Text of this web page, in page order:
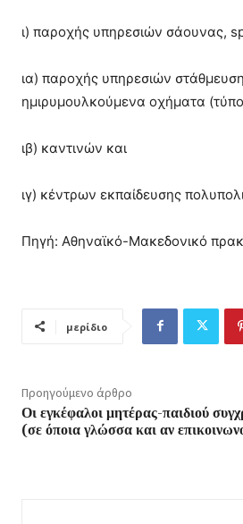
ι) παροχής υπηρεσιών σάουνας,
ια) παροχής υπηρεσιών
ημιρυμουλκούμενα οχήματα
ιβ) καντινών και
ιγ) κέντρων εκπαίδευσης
Πηγή: Αθηναϊκό-Μακεδονικό
μερίδιο
Προηγούμενο άρθρο
Οι εγκέφαλοι μητέρας-παιδιού
(σε όποια γλώσσα και αν